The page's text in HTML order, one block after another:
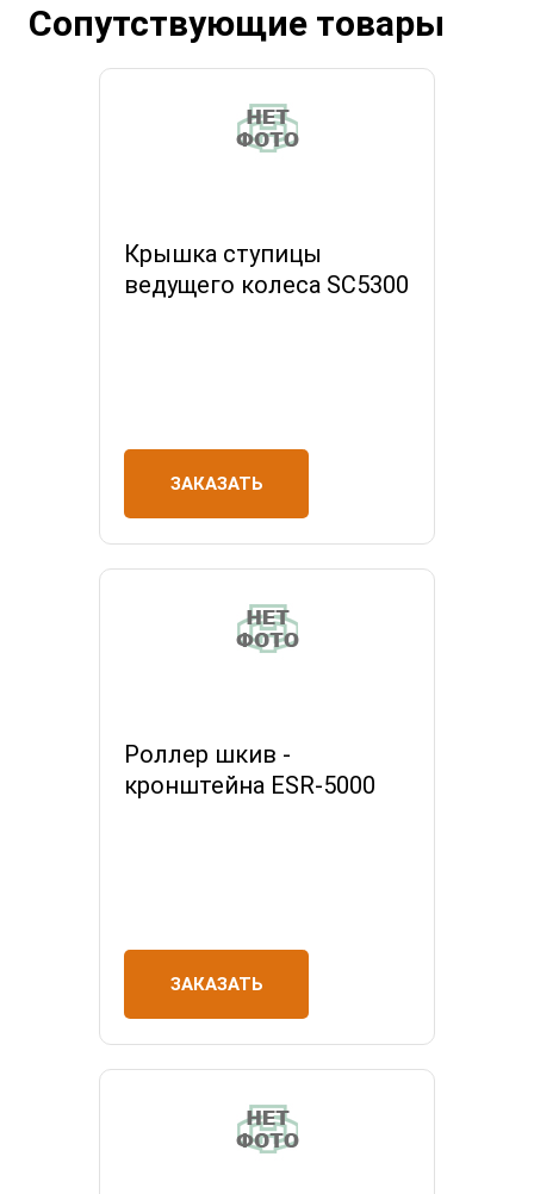
Сопутствующие товары
Крышка ступицы
ведущего колеса SC5300
ЗАКАЗАТЬ
Роллер шкив -
кронштейна ESR-5000
ЗАКАЗАТЬ